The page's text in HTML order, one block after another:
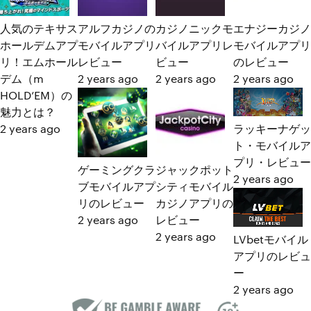
人気のテキサス
ホールデムアプ
リ！エムホール
デム（m
HOLD’EM）の
魅力とは？
2 years ago
アルフカジノの
モバイルアプリ
レビュー
2 years ago
カジノニックモ
バイルアプリレ
ビュー
2 years ago
エナジーカジノ
モバイルアプリ
のレビュー
2 years ago
ゲーミングクラ
ブモバイルアプ
リのレビュー
2 years ago
ジャックポット
シティモバイル
カジノアプリの
レビュー
2 years ago
ラッキーナゲッ
ト・モバイルア
プリ・レビュー
2 years ago
LVbetモバイル
アプリのレビュ
ー
2 years ago